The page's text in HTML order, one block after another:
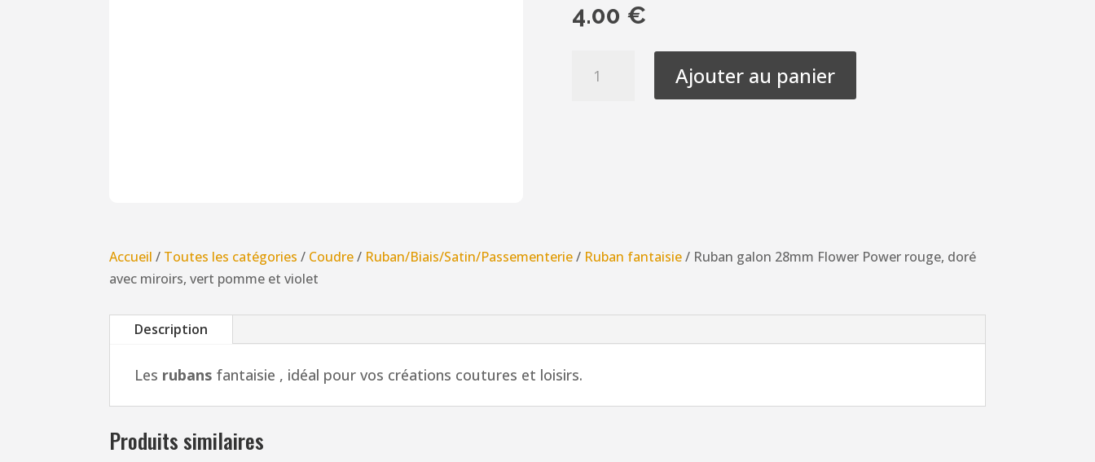
4.00 €
avec
et
violet
Ajouter au panier
Accueil / Toutes les catégories / Coudre/ Ruban/Biais/Satin/Passementerie/ Ruban fantaisie/ Ruban galon 28mm Flower Power rouge, doré
avec miroirs, vert pomme et violet
Description
Les rubans fantaisie , idéal pour vos créations coutures et loisirs.
Produits similaires